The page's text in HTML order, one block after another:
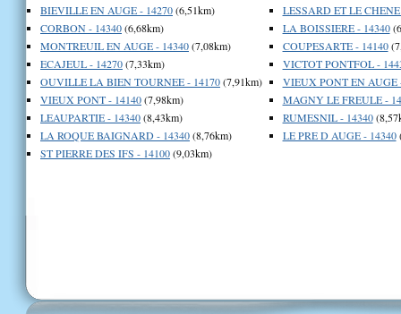
BIEVILLE EN AUGE - 14270(6,51km)
CORBON - 14340(6,68km)
MONTREUIL EN AUGE - 14340(7,08km)
ECAJEUL - 14270(7,33km)
OUVILLE LA BIEN TOURNEE - 14170(7,91km)
VIEUX PONT - 14140(7,98km)
LEAUPARTIE - 14340(8,43km)
LA ROQUE BAIGNARD - 14340(8,76km)
ST PIERRE DES IFS - 14100(9,03km)
LESSARD ET LE
LA BOISSIERE - 14340
COUPESARTE - 14140
VICTOT PONTFOL -
VIEUX PONT EN AUGE
MAGNY LE FREULE -
RUMESNIL - 14340
LE PRE D AUGE - 14340